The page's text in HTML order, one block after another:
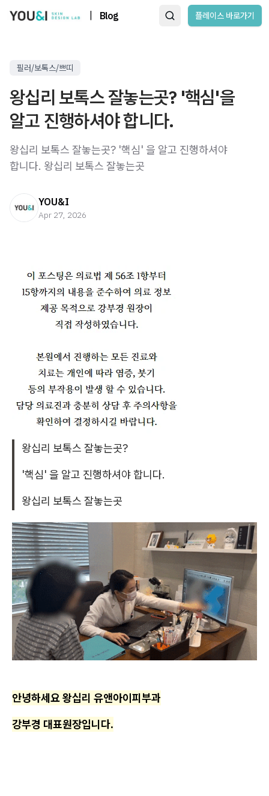
Blog 플레이스 바로가기
필러/보톡스/쁘띠
왕십리 보톡스 잘놓는곳? '핵심'을
알고 진행하셔야 합니다.
왕십리 보톡스 잘놓는곳? '핵심' 을 알고 진행하셔야
합니다. 왕십리 보톡스 잘놓는곳 ​
YOU&I
Apr 27, 2026
왕십리 보톡스 잘놓는곳?
'핵심' 을 알고 진행하셔야 합니다.
왕십리 보톡스 잘놓는곳
안녕하세요 왕십리 유앤아이피부과
강부경 대표원장입니다.